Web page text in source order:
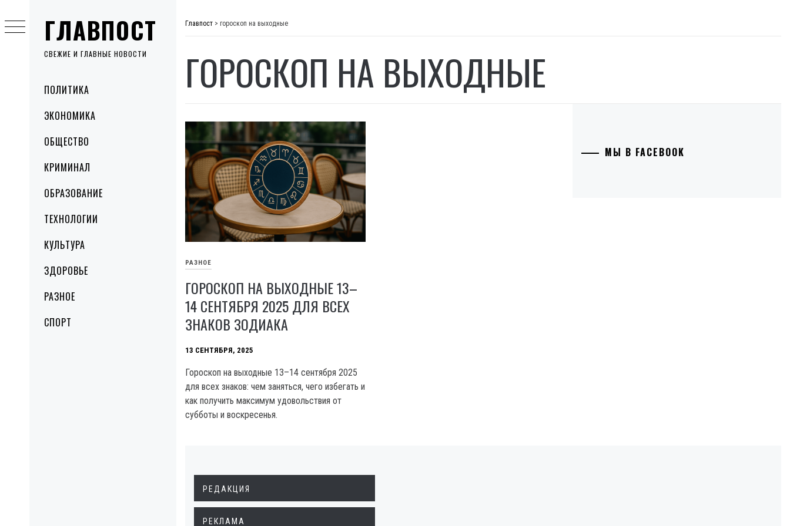
ГЛАВПОСТ
СВЕЖИЕ И ГЛАВНЫЕ НОВОСТИ
MenuПОЛИТИКА
ЭКОНОМИКА
ОБЩЕСТВО
КРИМИНАЛ
ОБРАЗОВАНИЕ
ТЕХНОЛОГИИ
КУЛЬТУРА
ЗДОРОВЬЕ
РАЗНОЕ
СПОРТ
to
content
Главпост > гороскоп на выходные
ГОРОСКОП НА ВЫХОДНЫЕ
РАЗНОЕ
ГОРОСКОП НА ВЫХОДНЫЕ 13–
14 СЕНТЯБРЯ 2025 ДЛЯ ВСЕХ
ЗНАКОВ ЗОДИАКА
13 СЕНТЯБРЯ, 2025
Гороскоп на выходные 13–14 сентября 2025
для всех знаков: чем заняться, чего избегать и
как получить максимум удовольствия от
субботы и воскресенья.
МЫ В FACEBOOK
РЕДАКЦИЯ
РЕКЛАМА